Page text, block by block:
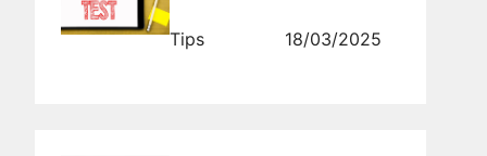
Tips
18/03/2025